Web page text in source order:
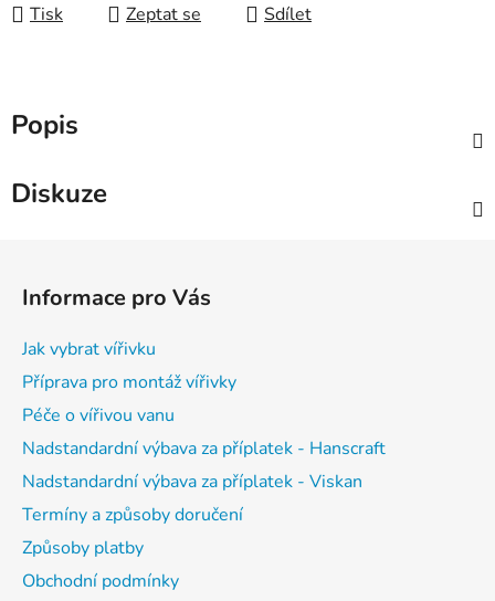
Tisk Zeptat se Sdílet
Popis
Diskuze
Informace pro Vás
Jak vybrat vířivku
Příprava pro montáž vířivky
Péče o vířivou vanu
Nadstandardní výbava za příplatek - Hanscraft
Nadstandardní výbava za příplatek - Viskan
Termíny a způsoby doručení
Způsoby platby
Obchodní podmínky